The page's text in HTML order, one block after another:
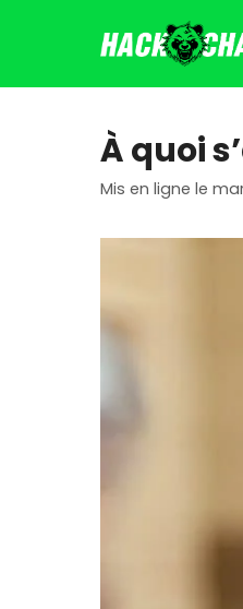
À quoi
Mis en ligne le